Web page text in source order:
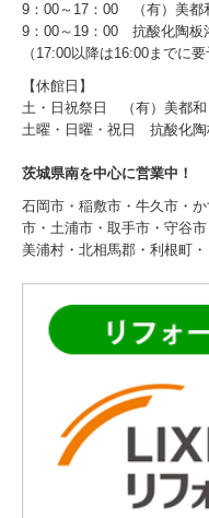
9：00～17：00 （有）美都
9：00～19：00 抗酸化陶
（17:00以降は16:00までに要
【休館日】
土・日祝祭日 （有）美都和
土曜・日曜・祝日 抗酸化陶
茨城県南を中心に営業中！
石岡市・稲敷市・牛久市・
市・土浦市・取手市・守谷
美浦村・北相馬郡・利根町・